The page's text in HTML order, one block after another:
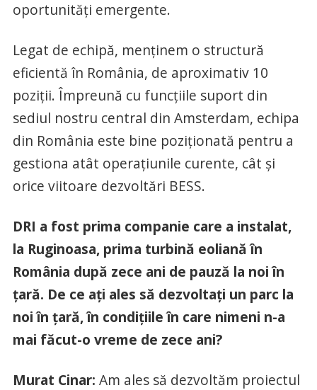
oportunități emergente.
Legat de echipă, menținem o structură
eficientă în România, de aproximativ 10
poziții. Împreună cu funcțiile suport din
sediul nostru central din Amsterdam, echipa
din România este bine poziționată pentru a
gestiona atât operațiunile curente, cât și
orice viitoare dezvoltări BESS.
DRI a fost prima companie care a instalat,
la Ruginoasa, prima turbină eoliană în
România după zece ani de pauză la noi în
țară. De ce ați ales să dezvoltați un parc la
noi în țară, în condițiile în care nimeni n-a
mai făcut-o vreme de zece ani?
Murat Cinar: Am ales să dezvoltăm proiectul